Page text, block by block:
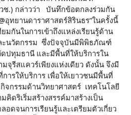
ช.) กล่าวว่า บันทึกข้อตกลงร่วมกัน
อุทยานดาราศาสตร์สิรินธร”ในครั้งนี้
มกันในการเข้าถึงแหล่งเรียนรู้ด้าน
ะนวัตกรรม ซึ่งปัจจุบันมีพิพิธภัณฑ์
ปทุมธานี และมีพื้นที่ให้บริการใน
จุรีสแควร์เพียงแห่งเดียว ดังนั้น จึงมี
ารให้บริการ เพื่อให้เยาวชนมีพื้นที่
กิจกรรมด้านวิทยาศาสตร์ เทคโนโลยี
ดริเริ่มสร้างสรรค์มาสร้างเป็น
อดจนการเรียนรู้และเตรียมตัวเกี่ยว